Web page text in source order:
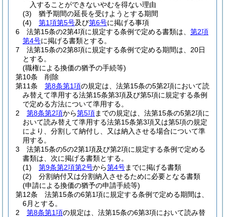
入することができないやむを得ない理由
(3)
猶予期間の延長を受けようとする期間
(4)
第1項第5号及び第6号に掲げる事項
6
法第15条の2第4項に規定する条例で定める書類は、 第2項
第4号に掲げる書類とする。
7
法第15条の2第8項に規定する条例で定める期間は、20日
とする。
(職権による換価の猶予の手続等)
第10条
削除
第11条
第8条第1項の規定は、法第15条の5第2項において読
み替えて準用する法第15条第3項及び第5項に規定する条例
で定める方法について準用する。
2
第8条第2項から第5項までの規定は、法第15条の5第2項に
おいて読み替えて準用する法第15条第3項又は第5項の規定
により、分割して納付し、又は納入させる場合について準
用する。
3
法第15条の5の2第1項及び第2項に規定する条例で定める
書類は、次に掲げる書類とする。
(1)
第9条第2項第2号から第4号までに掲げる書類
(2)
分割納付又は分割納入させるために必要となる書類
(申請による換価の猶予の申請手続等)
第12条
法第15条の6第1項に規定する条例で定める期間は、
6月とする。
2
第8条第1項の規定は、法第15条の6第3項において読み替